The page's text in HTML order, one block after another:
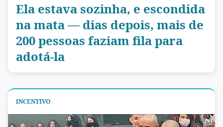
Ela estava sozinha, e escondida
na mata — dias depois, mais de
200 pessoas faziam fila para
adotá-la
INCENTIVO